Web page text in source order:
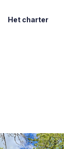
Het charter